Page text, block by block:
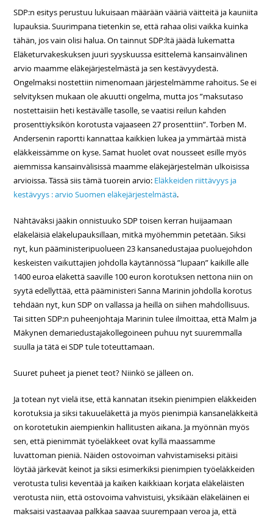
SDP:n esitys perustuu lukuisaan määrään vääriä väitteitä ja kauniita
lupauksia. Suurimpana tietenkin se, että rahaa olisi vaikka kuinka
tähän, jos vain olisi halua. On tainnut SDP:ltä jäädä lukematta
Eläketurvakeskuksen juuri syyskuussa esittelemä kansainvälinen
arvio maamme eläkejärjestelmästä ja sen kestävyydestä.
Ongelmaksi nostettiin nimenomaan järjestelmämme rahoitus. Se ei
selvityksen mukaan ole akuutti ongelma, mutta jos ”maksutaso
nostettaisiin heti kestävälle tasolle, se vaatisi reilun kahden
prosenttiyksikön korotusta vajaaseen 27 prosenttiin”. Torben M.
Andersenin raportti kannattaa kaikkien lukea ja ymmärtää mistä
eläkkeissämme on kyse. Samat huolet ovat nousseet esille myös
aiemmissa kansainvälisissä maamme eläkejärjestelmän ulkoisissa
arvioissa. Tässä siis tämä tuorein arvio: Eläkkeiden riittävyys ja
kestävyys : arvio Suomen eläkejärjestelmästä.
Nähtäväksi jääkin onnistuuko SDP toisen kerran huijaamaan
eläkeläisiä eläkelupauksillaan, mitkä myöhemmin petetään. Siksi
nyt, kun pääministeripuolueen 23 kansanedustajaa puoluejohdon
keskeisten vaikuttajien johdolla käytännössä ”lupaan” kaikille alle
1400 euroa eläkettä saaville 100 euron korotuksen nettona niin on
syytä edellyttää, että pääministeri Sanna Marinin johdolla korotus
tehdään nyt, kun SDP on vallassa ja heillä on siihen mahdollisuus.
Tai sitten SDP:n puheenjohtaja Marinin tulee ilmoittaa, että Malm ja
Mäkynen demariedustajakollegoineen puhuu nyt suuremmalla
suulla ja tätä ei SDP tule toteuttamaan.
Suuret puheet ja pienet teot? Niinkö se jälleen on.
Ja totean nyt vielä itse, että kannatan itsekin pienimpien eläkkeiden
korotuksia ja siksi takuueläkettä ja myös pienimpiä kansaneläkkeitä
on korotetukin aiempienkin hallitusten aikana. Ja myönnän myös
sen, että pienimmät työeläkkeet ovat kyllä maassamme
luvattoman pieniä. Näiden ostovoiman vahvistamiseksi pitäisi
löytää järkevät keinot ja siksi esimerkiksi pienimpien työeläkkeiden
verotusta tulisi keventää ja kaiken kaikkiaan korjata eläkeläisten
verotusta niin, että ostovoima vahvistuisi, yksikään eläkeläinen ei
maksaisi vastaavaa palkkaa saavaa suurempaan veroa ja, että